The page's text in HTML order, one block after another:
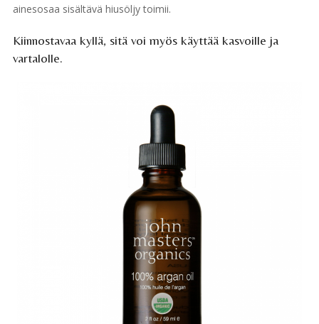
ainesosaa sisältävä hiusöljy toimii.
Kiinnostavaa kyllä, sitä voi myös käyttää kasvoille ja
vartalolle.